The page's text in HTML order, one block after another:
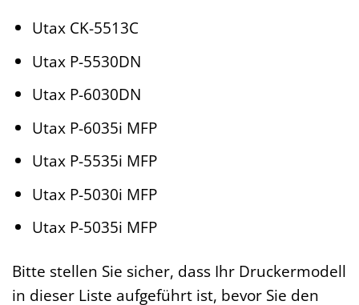
Utax CK-5513C
Utax P-5530DN
Utax P-6030DN
Utax P-6035i MFP
Utax P-5535i MFP
Utax P-5030i MFP
Utax P-5035i MFP
Bitte stellen Sie sicher, dass Ihr Druckermodell
in dieser Liste aufgeführt ist, bevor Sie den